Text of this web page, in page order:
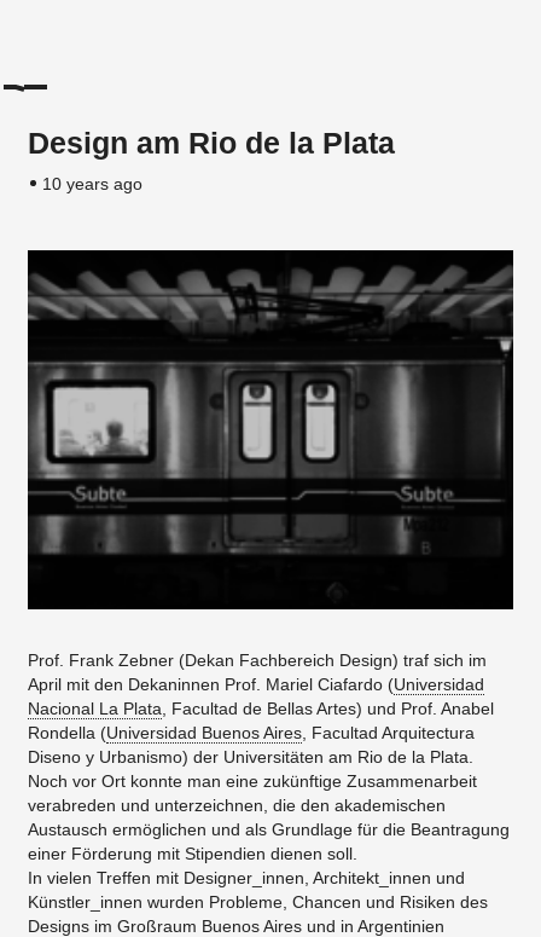
Design am Rio de la Plata
10 years ago
Prof. Frank Zebner (Dekan Fachbereich Design) traf sich im
April mit den Dekaninnen Prof. Mariel Ciafardo (Universidad
Nacional La Plata , Facultad de Bellas Artes) und Prof. Anabel
Rondella (Universidad Buenos Aires , Facultad Arquitectura
Diseno y Urbanismo) der Universitäten am Rio de la Plata.
Noch vor Ort konnte man eine zukünftige Zusammenarbeit
verabreden und unterzeichnen, die den akademischen
Austausch ermöglichen und als Grundlage für die Beantragung
einer Förderung mit Stipendien dienen soll.
In vielen Treffen mit Designer_innen, Architekt_innen und
Künstler_innen wurden Probleme, Chancen und Risiken des
Designs im Großraum Buenos Aires und in Argentinien